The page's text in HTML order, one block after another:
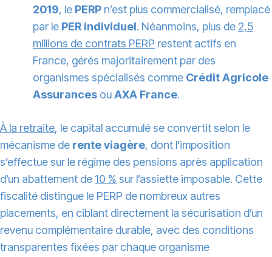
2019, le PERP n’est plus commercialisé, remplacé
par le PER individuel. Néanmoins, plus de 2,5
millions de contrats PERP restent actifs en
France, gérés majoritairement par des
organismes spécialisés comme Crédit Agricole
Assurances ouAXA France.
À la retraite, le capital accumulé se convertit selon le
mécanisme de rente viagère, dont l’imposition
s’effectue sur le régime des pensions après application
d’un abattement de10 % sur l’assiette imposable. Cette
fiscalité distingue le PERP de nombreux autres
placements, en ciblant directement la sécurisation d’un
revenu complémentaire durable, avec des conditions
transparentes fixées par chaque organisme